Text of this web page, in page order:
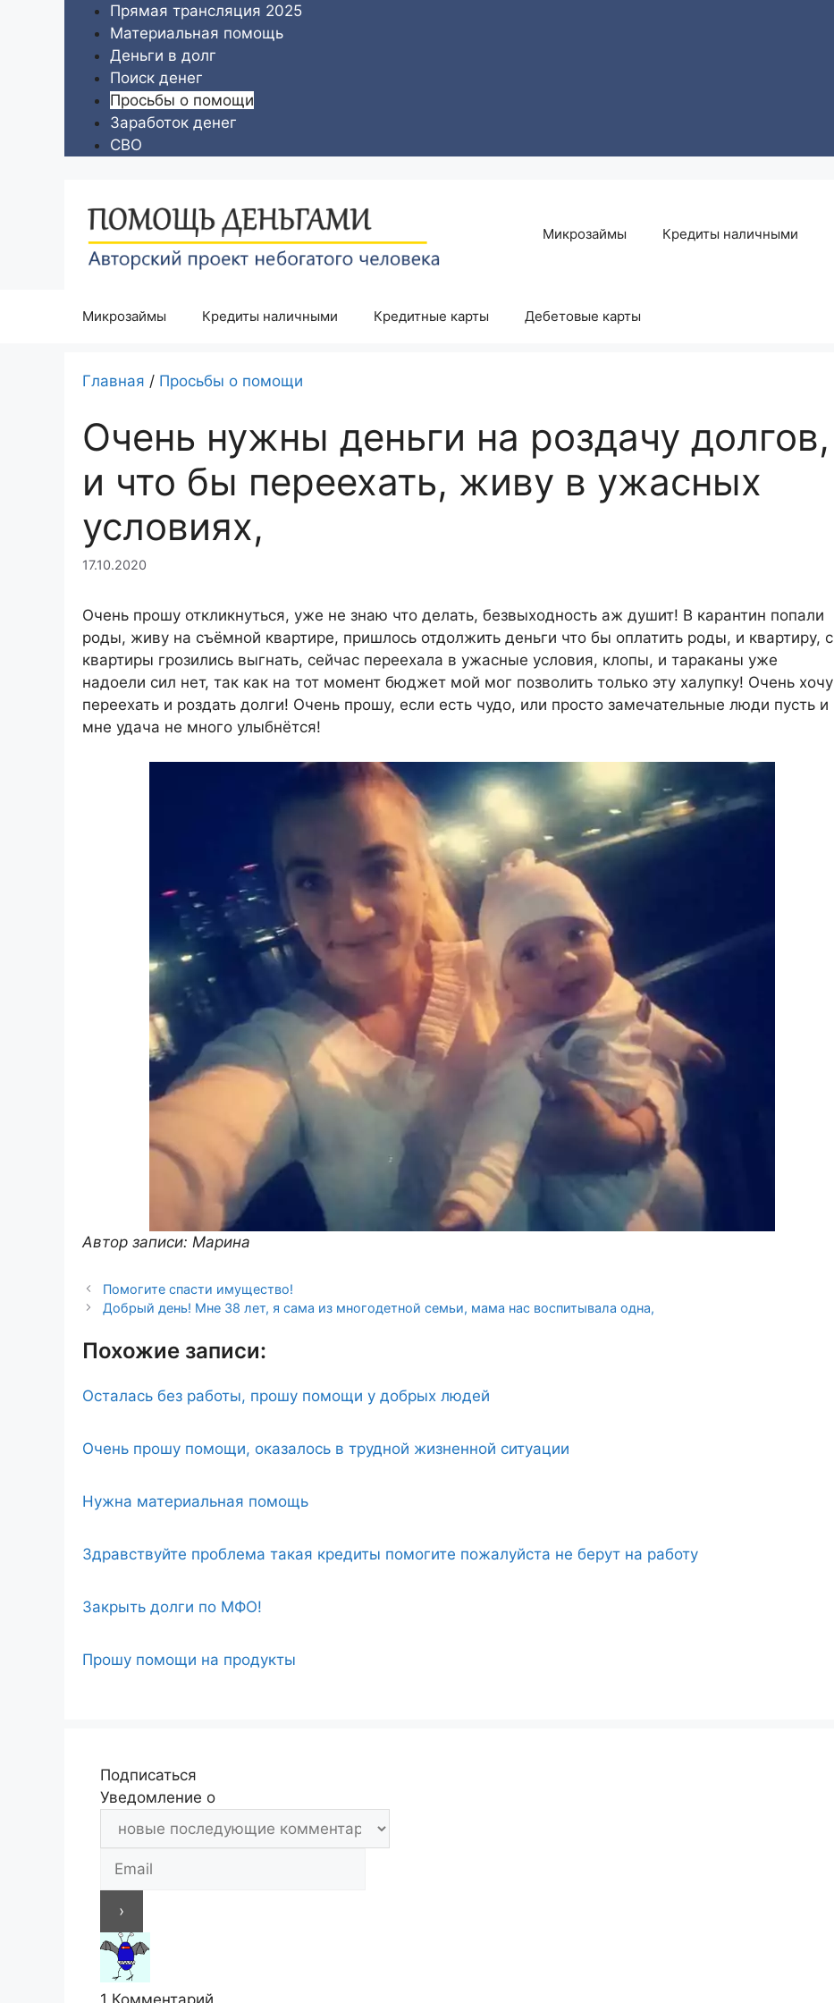
содержимому
Прямая трансляция 2025
Материальная помощь
Деньги в долг
Поиск денег
Просьбы о помощи
Заработок денег
СВО
Микрозаймы Кредиты наличными
Микрозаймы Кредиты наличными Кредитные карты Дебетовые карты
Главная / Просьбы о помощи
Очень нужны деньги на роздачу долгов,
и что бы переехать, живу в ужасных
условиях,
17.10.2020
Очень прошу откликнуться, уже не знаю что делать, безвыходность аж душит! В карантин попали
роды, живу на съёмной квартире, пришлось отдолжить деньги что бы оплатить роды, и квартиру, с
квартиры грозились выгнать, сейчас переехала в ужасные условия, клопы, и тараканы уже
надоели сил нет, так как на тот момент бюджет мой мог позволить только эту халупку! Очень хочу
переехать и роздать долги! Очень прошу, если есть чудо, или просто замечательные люди пусть и
мне удача не много улыбнётся!
Автор записи: Марина
Помогите спасти имущество!
Добрый день! Мне 38 лет, я сама из многодетной семьи, мама нас воспитывала одна,
Похожие записи:
Осталась без работы, прошу помощи у добрых людей
Очень прошу помощи, оказалось в трудной жизненной ситуации
Нужна материальная помощь
Здравствуйте проблема такая кредиты помогите пожалуйста не берут на работу
Закрыть долги по МФО!
Прошу помощи на продукты
Подписаться
Уведомление о
1 Комментарий